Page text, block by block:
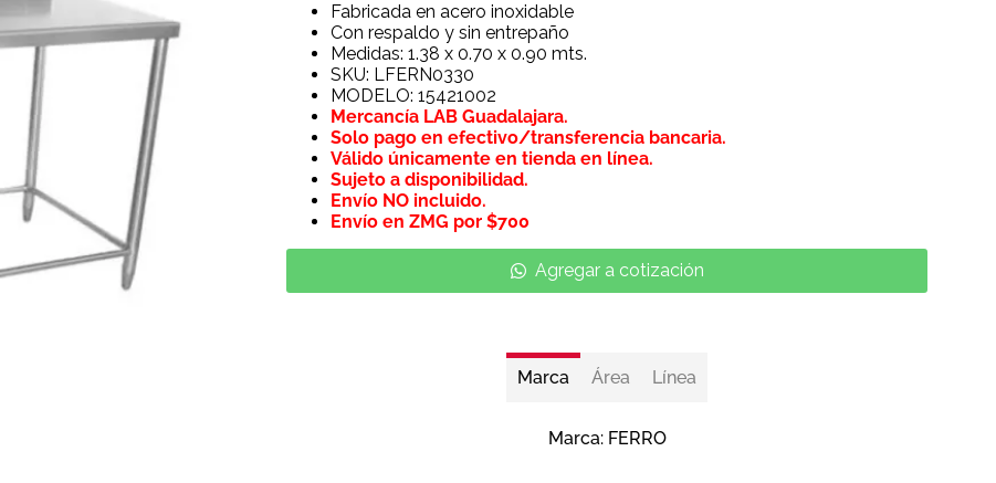
Fabricada en acero inoxidable
Con respaldo y sin entrepaño
Medidas: 1.38 x 0.70 x 0.90 mts.
SKU: LFERN0330
MODELO: 15421002
Mercancía LAB Guadalajara.
Solo pago en efectivo/transferencia bancaria.
Válido únicamente en tienda en línea.
Sujeto a disponibilidad.
Envío NO incluido.
Envío en ZMG por $700
Agregar a cotización
Marca Área Línea
Marca: FERRO